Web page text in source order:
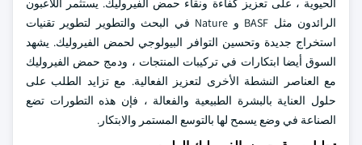
الحيوية ، على تعزيز كفاءة ونقاء حمض الفيروليك. يستثمر اللاعبون
الرائدون مثل BASF و Nature في البحث والتطوير لتطوير تقنيات
استخراج جديدة وتحسين التوافر البيولوجي لحمض الفيروليك. يشهد
السوق أيضا ابتكارات في تركيبات المنتجات ، ودمج حمض الفيروليك
مع العناصر النشطة الأخرى لتعزيز الفعالية. مع تزايد الطلب على
حلول العناية بالبشرة الطبيعية والفعالة ، فإن هذه التطورات تضع
الصناعة في وضع يسمح لها بالتوسع المستمر والابتكار.